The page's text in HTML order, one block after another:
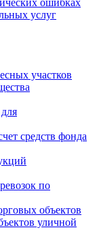
услуг
участков
средств фонда
по
объектов
уличной